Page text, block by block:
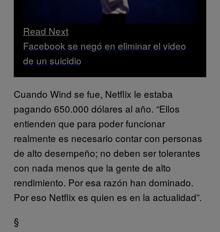
Read Next
Facebook se negó en eliminar el video
de un suicidio
Cuando Wind se fue, Netflix le estaba
pagando 650.000 dólares al año. “Ellos
entienden que para poder funcionar
realmente es necesario contar con personas
de alto desempeño; no deben ser tolerantes
con nada menos que la gente de alto
rendimiento. Por esa razón han dominado.
Por eso Netflix es quien es en la actualidad”.
§